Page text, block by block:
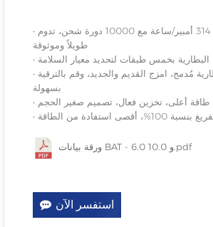
• خلايا ممتازة بسعة 314 أمبير/ساعة مع 10000 دورة شحن، تدوم
طويلاً وموثوقة
البطارية بخمس طبقات لتحديد معيار السلامة
• مُحسِّن البطارية مُدمج، امزج القديم والجديد، وقم بالترقية
بسهولة
طاقة أعلى، تخزين فعال، تصميم صغير الحجم
أقصى استفادة من الطاقة
ورقة بيانات BAT - 6.0 و 10.0.pdf
استفسر الآن